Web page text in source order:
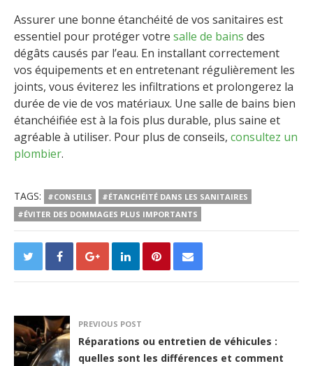
Assurer une bonne étanchéité de vos sanitaires est
essentiel pour protéger votre salle de bains des
dégâts causés par l’eau. En installant correctement
vos équipements et en entretenant régulièrement les
joints, vous éviterez les infiltrations et prolongerez la
durée de vie de vos matériaux. Une salle de bains bien
étanchéifiée est à la fois plus durable, plus saine et
agréable à utiliser. Pour plus de conseils, consultez un
plombier.
TAGS: #CONSEILS
#ÉTANCHÉITÉ DANS LES SANITAIRES
#ÉVITER DES DOMMAGES PLUS IMPORTANTS
PREVIOUS POST
Réparations ou entretien de véhicules :
quelles sont les différences et comment